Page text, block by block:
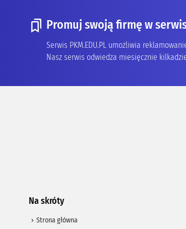
Promuj swoją firmę w
Serwis PKM.EDU.PL umożliwia
Nasz serwis odwiedza miesięcznie
Na skróty
Strona główna